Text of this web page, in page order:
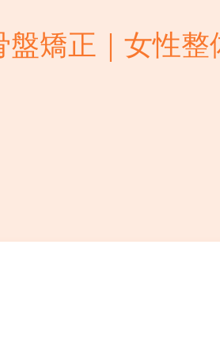
矯正｜女性整